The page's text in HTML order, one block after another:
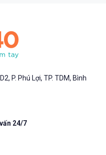
P. Phú Lợi, TP. TDM, Bình
24/7